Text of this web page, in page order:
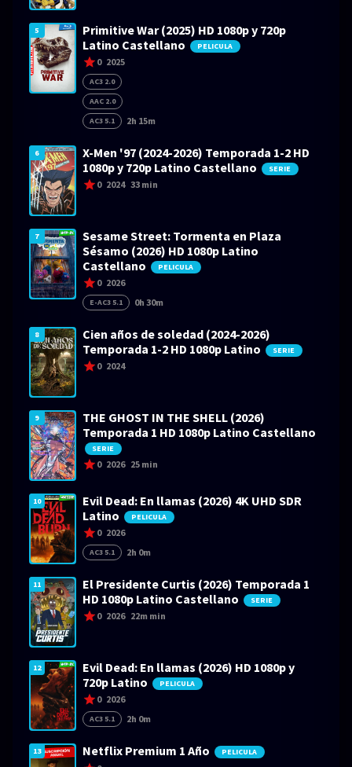
5
Primitive War (2025) HD 1080p y 720p
Latino Castellano
PELICULA
0 2025
AC3 2.0
AAC 2.0
AC3 5.1
2h 15m
6
X-Men '97 (2024-2026) Temporada 1-2 HD
1080p y 720p Latino Castellano
SERIE
0 2024 33 min
7
Sesame Street: Tormenta en Plaza
Sésamo (2026) HD 1080p Latino
Castellano
PELICULA
0 2026
E-AC3 5.1 0h 30m
8
Cien años de soledad (2024-2026)
Temporada 1-2 HD 1080p Latino
SERIE
0 2024
9
THE GHOST IN THE SHELL (2026)
Temporada 1 HD 1080p Latino Castellano
SERIE
0 2026 25 min
10
Evil Dead: En llamas (2026) 4K UHD SDR
Latino
PELICULA
0 2026
AC3 5.1 2h 0m
11
El Presidente Curtis (2026) Temporada 1
HD 1080p Latino Castellano
SERIE
0 2026 22m min
12
Evil Dead: En llamas (2026) HD 1080p y
720p Latino
PELICULA
0 2026
AC3 5.1 2h 0m
13 Netflix Premium 1 Año PELICULA